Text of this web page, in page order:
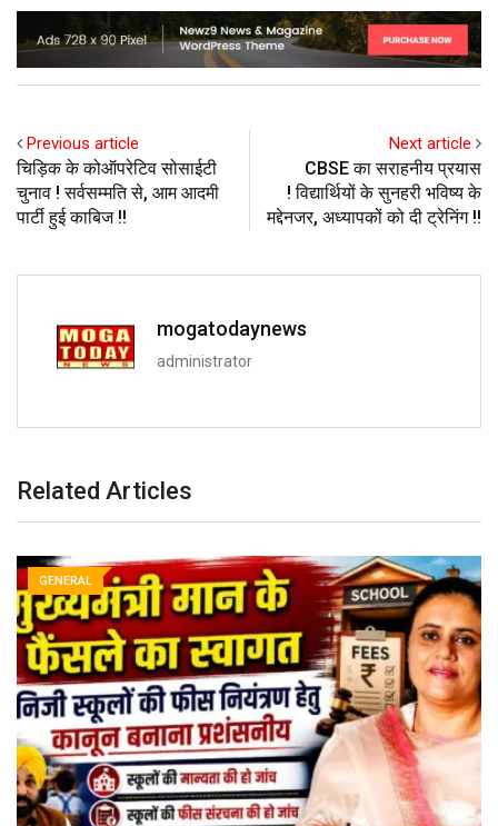
Previous article
चिड़िक के कोऑपरेटिव सोसाईटी
चुनाव ! सर्वसम्मति से, आम आदमी
पार्टी हुई काबिज !!
Next article
CBSE का सराहनीय प्रयास
! विद्यार्थियों के सुनहरी भविष्य के
मद्देनजर, अध्यापकों को दी ट्रेनिंग !!
mogatodaynews
administrator
Related Articles
GENERAL